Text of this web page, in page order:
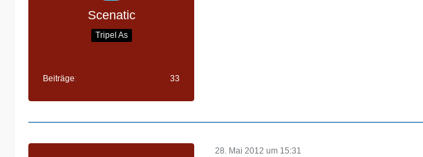
Scenatic
Tripel As
Beiträge 33
28. Mai 2012 um 15:31